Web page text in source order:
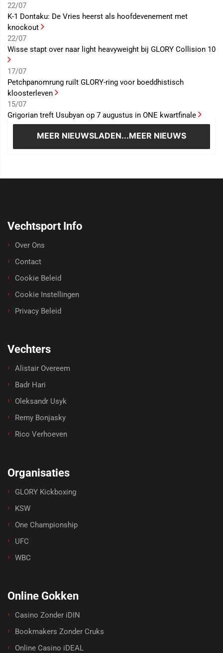
22/07
K-1 Dontaku: De Vries heerst als hoofdevenement met
knockout
22/07
Wisse stapt over naar light heavyweight bij GLORY Collision 10
17/07
Petchpanomrung ruilt GLORY-ring voor boeddhistisch
kloosterleven
15/07
Grigorian treft Usubyan op 7 augustus in ONE kwartfinale
MEER NIEUWSLADEN...MEER NIEUWS
Vechtsport Info
Over Ons
Contact
Cookie Beleid
Cookie Instellingen
Privacy Beleid
Vechters
Alistair Overeem
Badr Hari
Oleksandr Usyk
Remy Bonjasky
Rico Verhoeven
Organisaties
GLORY Kickboxing
KSW
One Championship
UFC
WBC
Online Gokken
Casino Zonder iDIN
Bookmakers Zonder Cruks
Online Casino iDEAL